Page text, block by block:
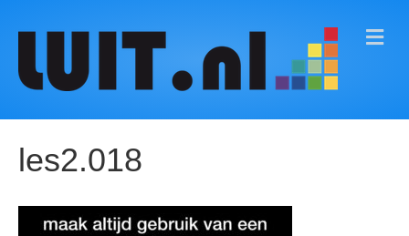
M
E
les2.018